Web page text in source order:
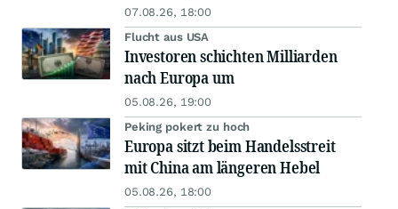
07.08.26, 18:00
Flucht aus USA
Investoren schichten Milliarden
nach Europa um
05.08.26, 19:00
Peking pokert zu hoch
Europa sitzt beim Handelsstreit
mit China am längeren Hebel
05.08.26, 18:00